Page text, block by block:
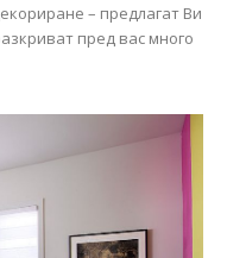
– предлагат Ви
пред вас много